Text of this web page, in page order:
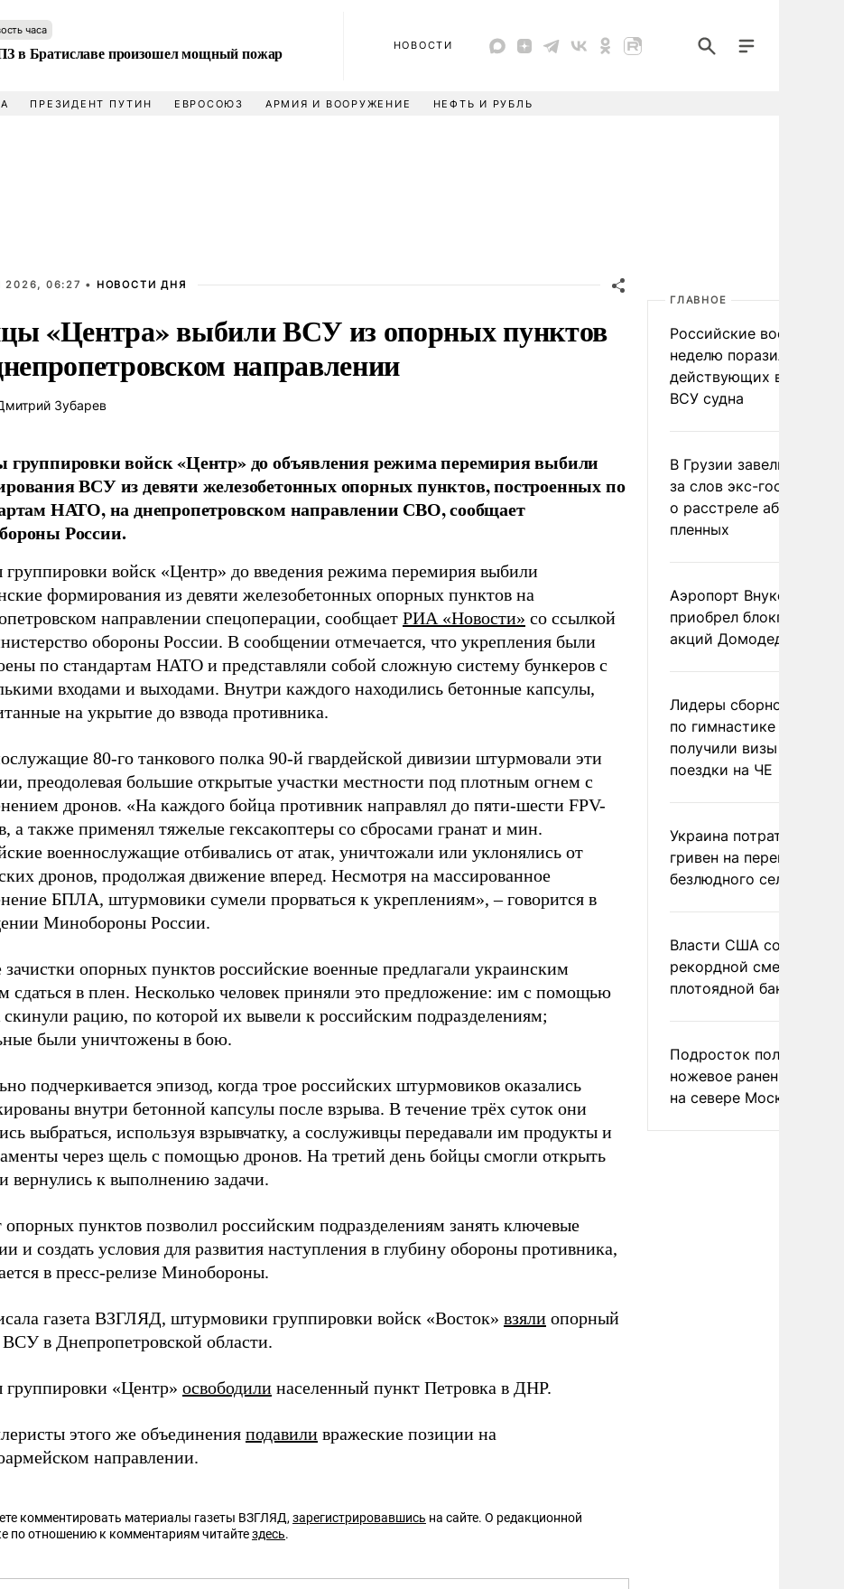
часа
в Братиславе произошел мощный пожар НОВОСТИ
ПРЕЗИДЕНТ ПУТИН ЕВРОСОЮЗ АРМИЯ И ВООРУЖЕНИЕ НЕФТЬ И РУБЛЬ
2026, 06:27 • НОВОСТИ ДНЯ
«Центра» выбили ВСУ из опорных пунктов
направлении
Зубарев
группировки войск «Центр» до объявления режима перемирия выбили
ВСУ из девяти железобетонных опорных пунктов, построенных по
НАТО, на днепропетровском направлении СВО, сообщает
России.
войск «Центр» до введения режима перемирия выбили
формирования из девяти железобетонных опорных пунктов на
направлении спецоперации, сообщает РИА «Новости» со ссылкой
обороны России. В сообщении отмечается, что укрепления были
по стандартам НАТО и представляли собой сложную систему бункеров с
входами и выходами. Внутри каждого находились бетонные капсулы,
на укрытие до взвода противника.
80-го танкового полка 90-й гвардейской дивизии штурмовали эти
преодолевая большие открытые участки местности под плотным огнем с
дронов. «На каждого бойца противник направлял до пяти-шести FPV-
а также применял тяжелые гексакоптеры со сбросами гранат и мин.
военнослужащие отбивались от атак, уничтожали или уклонялись от
дронов, продолжая движение вперед. Несмотря на массированное
БПЛА, штурмовики сумели прорваться к укреплениям», – говорится в
Минобороны России.
зачистки опорных пунктов российские военные предлагали украинским
сдаться в плен. Несколько человек приняли это предложение: им с помощью
рацию, по которой их вывели к российским подразделениям;
были уничтожены в бою.
подчеркивается эпизод, когда трое российских штурмовиков оказались
внутри бетонной капсулы после взрыва. В течение трёх суток они
выбраться, используя взрывчатку, а сослуживцы передавали им продукты и
через щель с помощью дронов. На третий день бойцы смогли открыть
вернулись к выполнению задачи.
опорных пунктов позволил российским подразделениям занять ключевые
и создать условия для развития наступления в глубину обороны противника,
в пресс-релизе Минобороны.
газета ВЗГЛЯД, штурмовики группировки войск «Восток» взяли опорный
в Днепропетровской области.
«Центр» освободили населенный пункт Петровка в ДНР.
этого же объединения подавили вражеские позиции на
направлении.
комментировать материалы газеты ВЗГЛЯД, зарегистрировавшись на сайте. О редакционной
по отношению к комментариям читайтездесь.
ГЛАВНОЕ
Российские военные за
неделю поразили 34
действующих в
ВСУ судна
В Грузии завели дело
за слов экс-
о расстреле абхазских
пленных
Аэропорт Внуково
приобрел блокпакет
акций Домодедово
Лидеры сборной
по гимнастике не
получили визы для
поездки на ЧЕ
Украина потратила 1
гривен на
безлюдного села
Власти США сообщили
рекордной смертности
плотоядной бактерии
Подросток получил
ножевое ранение в
на севере Москвы